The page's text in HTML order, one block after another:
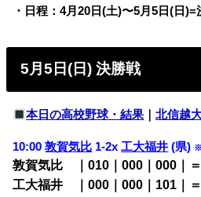
・日程：4月20日(土)〜5月5日(日)=
5月5日(日) 決勝戦
本日の高校野球・結果 ｜北信越
10:00敦賀気比 1-2x工大福井 (県)
敦賀気比 ｜010｜000｜000｜
工大福井 ｜000｜000｜101｜